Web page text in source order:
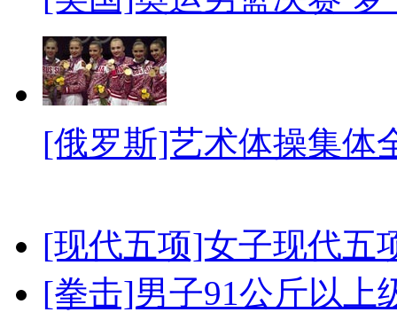
[俄罗斯]艺术体操集体
[现代五项]女子现代五
[拳击]男子91公斤以上